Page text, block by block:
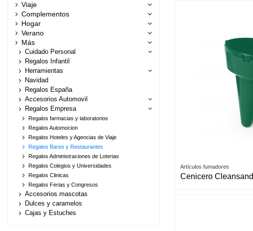
Artículos fumadores
Cenicero Cleansand
Viaje
Complementos
Hogar
Verano
Más
Cuidado Personal
Regalos Infantil
Herramientas
Navidad
Regalos España
Accesorios Automovil
Regalos Empresa
Regalos farmacias y laboratorios
Regalos Automocion
Regalos Hoteles y Agencias de Viaje
Regalos Bares y Restaurantes
Regalos Administraciones de Loterias
Regalos Colegios y Universidades
Regalos Clinicas
Regalos Ferias y Congresos
Accesorios mascotas
Dulces y caramelos
Cajas y Estuches